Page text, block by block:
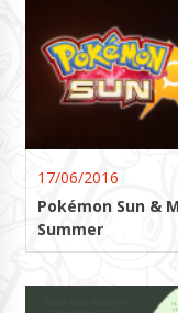
17/06/2016
Pokémon Sun &
Summer